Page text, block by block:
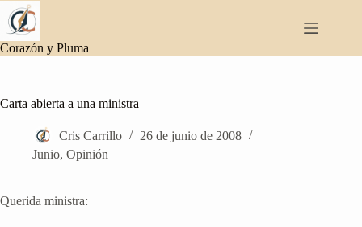
Saltar
contenido
Corazón y Pluma
Carta abierta a una ministra
Cris Carrillo
26 de junio de 2008
Junio, Opinión
Querida ministra: